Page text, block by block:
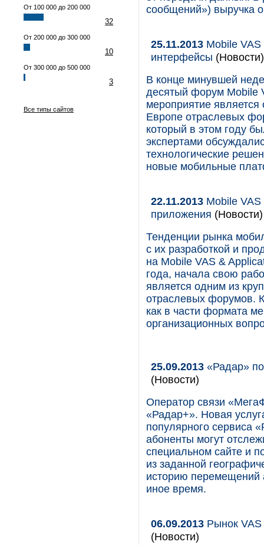
От 100 000 до 200 000
32
От 200 000 до 300 000
10
От 300 000 до 500 000
3
Все типы сайтов
сообщений») выручка
25.11.2013 Mobile
интерфейсы (Новости)
В конце минувшей
десятый форум Mobile
мероприятие
Европе отраслевых
который в этом году
экспертами
технологические
новые мобильные
22.11.2013 Mobile
приложения (Новости)
Тенденции рынка
с их разработкой и
на Mobile VAS &
года, начала свою
является одним из
отраслевых форумов.
как в части формата
организационных
25.09.2013 «Радар»
(Новости)
Оператор связи
«Радар+». Новая
популярного сервиса
абоненты могут
специальном сайте и
из заданной
историю перемещений
иное время.
06.09.2013 Рынок VAS
(Новости)